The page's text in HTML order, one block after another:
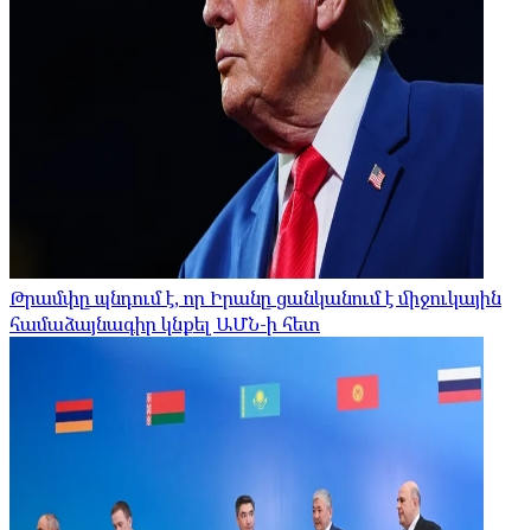
Թրամփը պնդում է, որ Իրանը ցանկանում է միջուկային
համաձայնագիր կնքել ԱՄՆ-ի հետ